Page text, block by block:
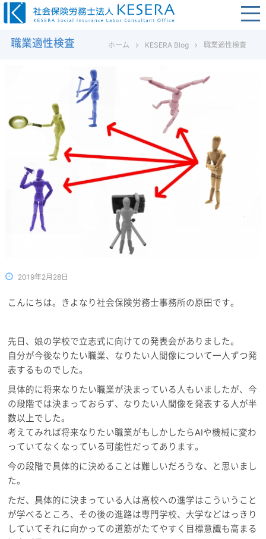
コ
ン
ッ
会
士
法
岡
職業適性検査 ホーム KESERA Blog 職業適性検査
2019年2月28日
こんにちは。きよなり社会保険労務士事務所の原田です。
先日、娘の学校で立志式に向けての発表会がありました。
自分が今後なりたい職業、なりたい人間像について一人ずつ発
表するものでした。
具体的に将来なりたい職業が決まっている人もいましたが、今
の段階では決まっておらず、なりたい人間像を発表する人が半
数以上でした。
考えてみれば将来なりたい職業がもしかしたらAIや機械に変わ
っていてなくなっている可能性だってあります。
今の段階で具体的に決めることは難しいだろうな、と思いまし
た。
ただ、具体的に決まっている人は高校への進学はこういうこと
が学べるところ、その後の進路は専門学校、大学などはっきり
していてそれに向かっての道筋がたてやすく目標意識も高まる